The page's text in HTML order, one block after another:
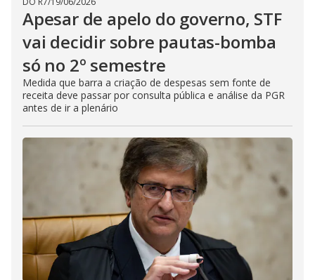
Apesar de apelo do governo, STF
vai decidir sobre pautas-bomba
só no 2º semestre
Medida que barra a criação de despesas sem fonte de
receita deve passar por consulta pública e análise da PGR
antes de ir a plenário